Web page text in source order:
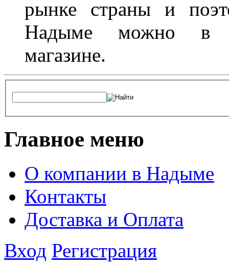
рынке страны и
Надыме можно в
магазине.
Главное меню
О компании в Надыме
Контакты
Доставка и Оплата
Вход Регистрация